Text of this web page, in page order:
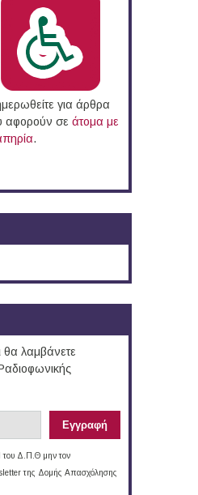
για άρθρα
αφορούν σε άτομα με
.
λαμβάνετε
του Δ.Π.Θ μην τον
της Δομής Απασχόλησης